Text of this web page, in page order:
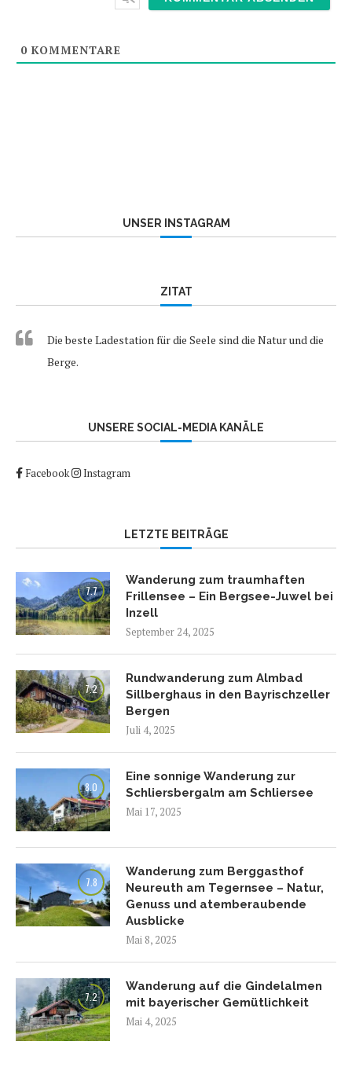
0 KOMMENTARE
UNSER INSTAGRAM
ZITAT
Die beste Ladestation für die Seele sind die Natur und die
Berge.
UNSERE SOCIAL-MEDIA KANÄLE
Facebook Instagram
LETZTE BEITRÄGE
7.7
Wanderung zum traumhaften
Frillensee – Ein Bergsee-Juwel bei
Inzell
September 24, 2025
7.2
Rundwanderung zum Almbad
Sillberghaus in den Bayrischzeller
Bergen
Juli 4, 2025
8.0
Eine sonnige Wanderung zur
Schliersbergalm am Schliersee
Mai 17, 2025
7.8
Wanderung zum Berggasthof
Neureuth am Tegernsee – Natur,
Genuss und atemberaubende
Ausblicke
Mai 8, 2025
7.2
Wanderung auf die Gindelalmen
mit bayerischer Gemütlichkeit
Mai 4, 2025